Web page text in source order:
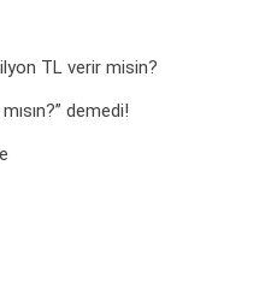
TL verir misin?
demedi!